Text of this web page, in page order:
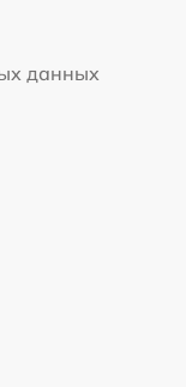
данных